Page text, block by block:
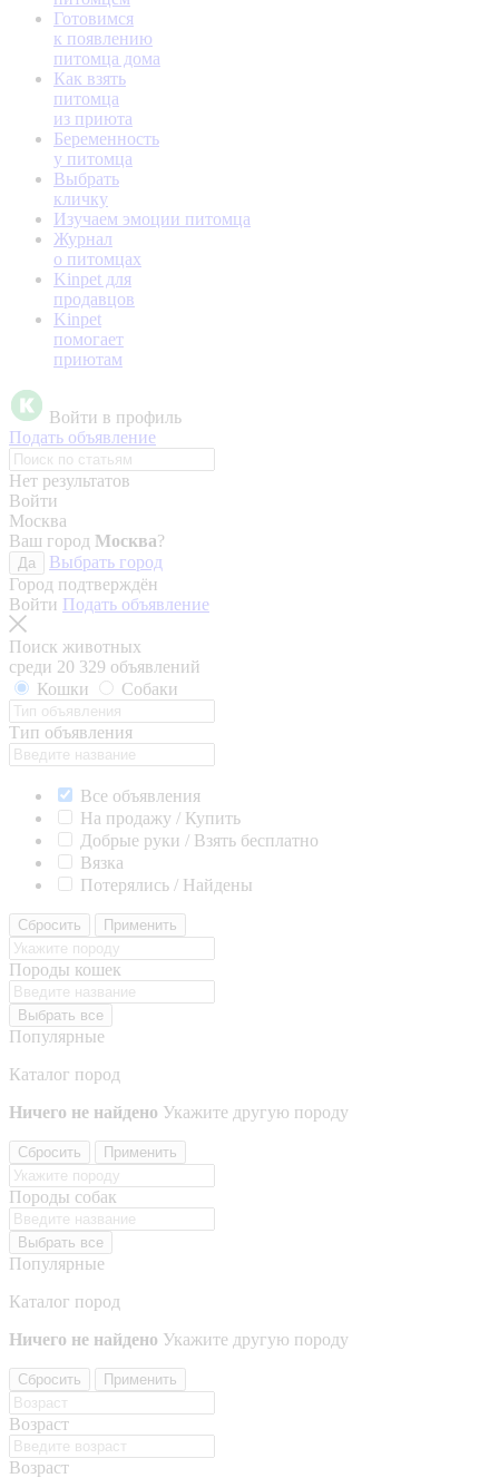
Готовимся
к появлению
питомца дома
Как взять
питомца
из приюта
Беременность
у питомца
Выбрать
кличку
Изучаем эмоции питомца
Журнал
о питомцах
Kinpet для
продавцов
Kinpet
помогает
приютам
Войти в профиль
Подать объявление
Нет результатов
Войти
Москва
Ваш город Москва?
Да
Выбрать город
Город подтверждён
Войти Подать объявление
Поиск животных
среди 20 329 объявлений
Кошки
Собаки
Тип объявления
Все объявления
На продажу / Купить
Добрые руки / Взять бесплатно
Вязка
Потерялись / Найдены
Сбросить Применить
Породы кошек
Выбрать все
Популярные
Каталог пород
Ничего не найдено Укажите другую породу
Сбросить Применить
Породы собак
Выбрать все
Популярные
Каталог пород
Ничего не найдено Укажите другую породу
Сбросить Применить
Возраст
Возраст